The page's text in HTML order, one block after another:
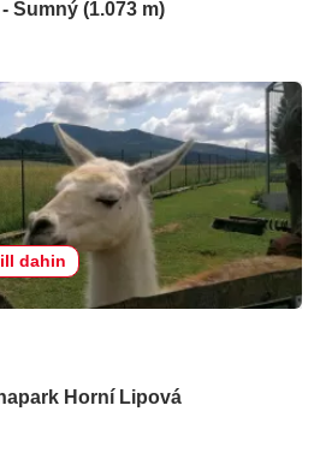
Šumný (1.073 m)
dahin
Horní Lipová